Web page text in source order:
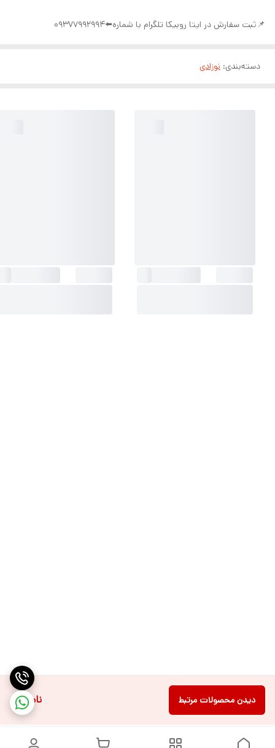
ناموجود دیدن محصولات مرتبط
📌ثبت سفارش در ایتا روبیکا تلگرام با شماره⬅️09377992994
دسته‌بندی: نوزادی